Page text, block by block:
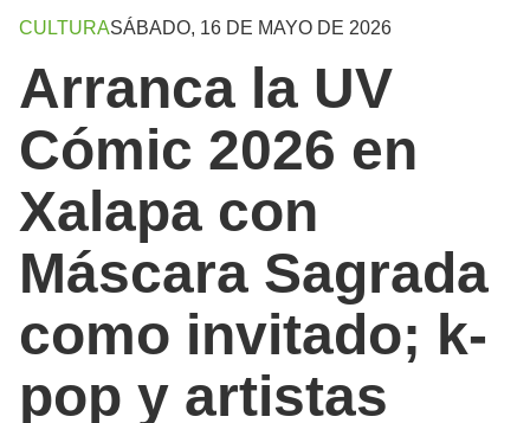
CULTURASÁBADO, 16 DE MAYO DE 2026
Arranca la UV
Cómic 2026 en
Xalapa con
Máscara Sagrada
como invitado; k-
pop y artistas